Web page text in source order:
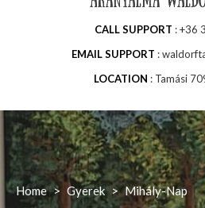
CALL SUPPORT
+36
EMAIL SUPPORT
LOCATION
Tamási
Home > Gyerek > Mihály-Nap